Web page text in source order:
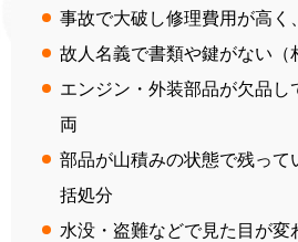
事故で大破し修理費用が高く
故人名義で書類や鍵がない（
エンジン・外装部品が欠品し
両
部品が山積みの状態で残って
括処分
水没・盗難などで見た目が変